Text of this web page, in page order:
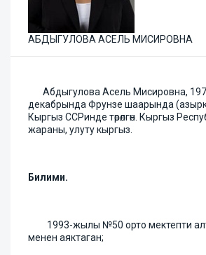
АБДЫГУЛОВА АСЕЛЬ МИСИРОВНА
Абдыгулова Асель Мисировна,
декабрында Фрунзе шаарында
Кыргыз ССРинде төрөлгөн. Кыргыз
жараны, улуту кыргыз.
Билими.
1993-жылы №50 орто мектепти
менен аяктаган;